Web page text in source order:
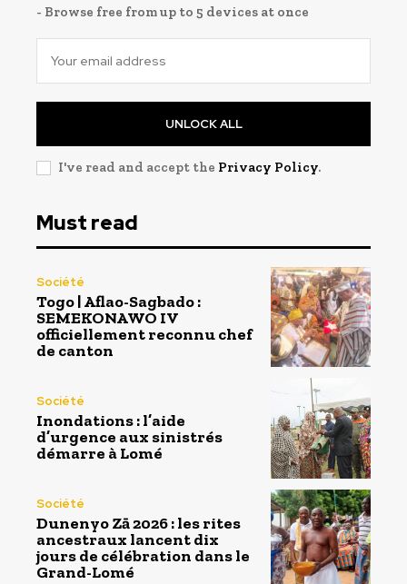
- Browse free from up to 5 devices at once
UNLOCK ALL
I've read and accept the Privacy Policy.
Must read
Société
Togo | Aflao-Sagbado :
SEMEKONAWO IV
officiellement reconnu chef
de canton
Société
Inondations : l’aide
d’urgence aux sinistrés
démarre à Lomé
Société
Dunenyo Zā 2026 : les rites
ancestraux lancent dix
jours de célébration dans le
Grand-Lomé